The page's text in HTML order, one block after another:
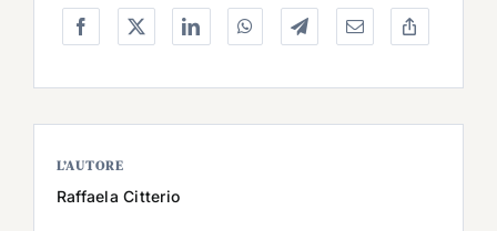
L’AUTORE
Raffaela Citterio